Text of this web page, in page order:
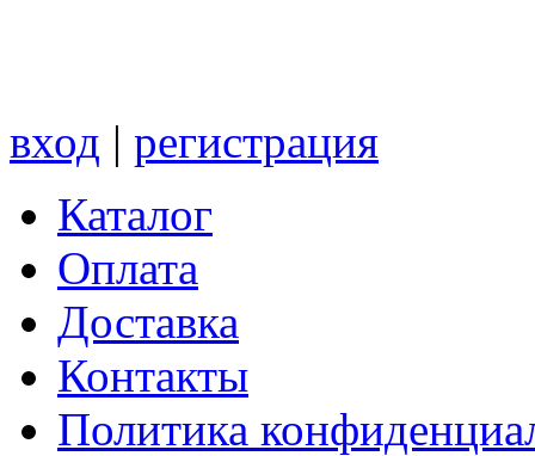
вход | регистрация
Каталог
Оплата
Доставка
Контакты
Политика